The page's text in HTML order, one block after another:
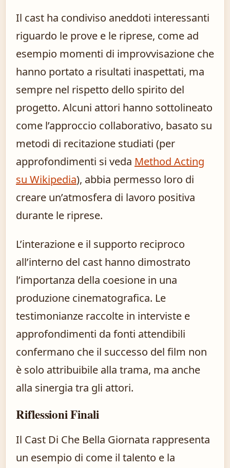
Il cast ha condiviso aneddoti interessanti
riguardo le prove e le riprese, come ad
esempio momenti di improvvisazione che
hanno portato a risultati inaspettati, ma
sempre nel rispetto dello spirito del
progetto. Alcuni attori hanno sottolineato
come l’approccio collaborativo, basato su
metodi di recitazione studiati (per
approfondimenti si veda Method Acting
su Wikipedia), abbia permesso loro di
creare un’atmosfera di lavoro positiva
durante le riprese.
L’interazione e il supporto reciproco
all’interno del cast hanno dimostrato
l’importanza della coesione in una
produzione cinematografica. Le
testimonianze raccolte in interviste e
approfondimenti da fonti attendibili
confermano che il successo del film non
è solo attribuibile alla trama, ma anche
alla sinergia tra gli attori.
Riflessioni Finali
Il Cast Di Che Bella Giornata rappresenta
un esempio di come il talento e la